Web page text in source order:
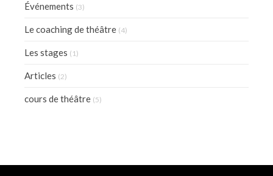
Événements (3)
Le coaching de théâtre (4)
Les stages (1)
Articles (2)
cours de théâtre (5)